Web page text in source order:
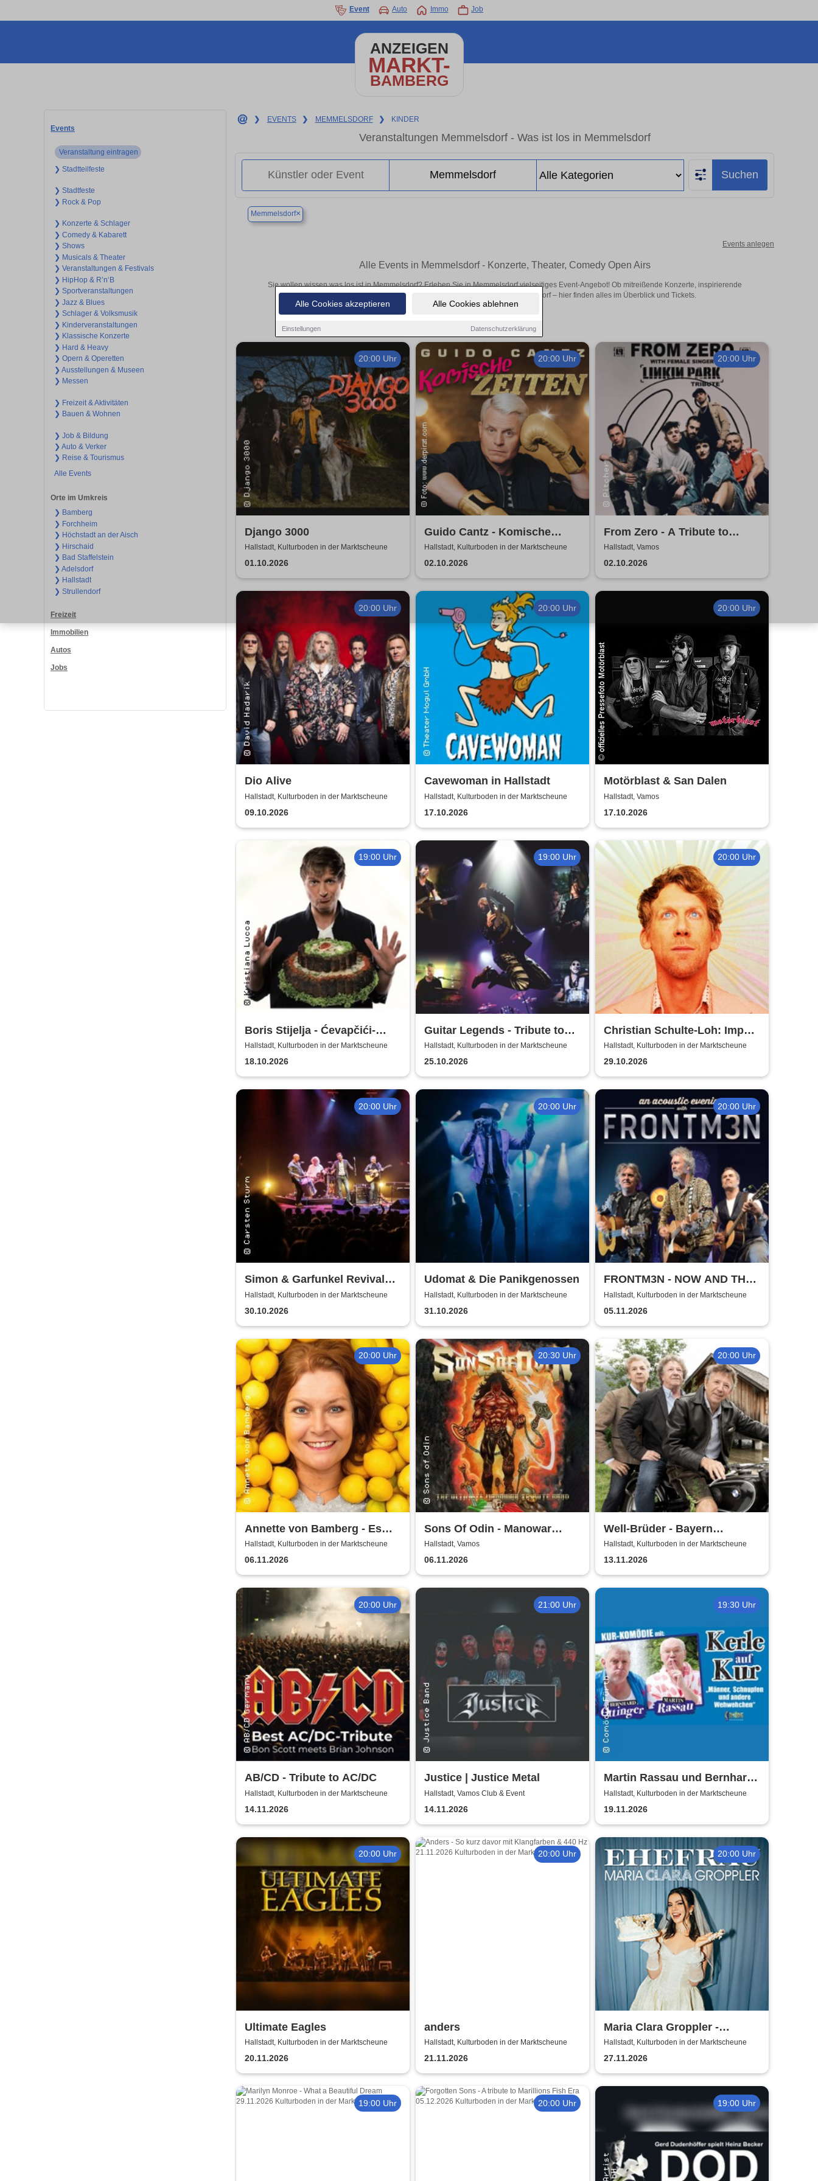
Alle Cookies akzeptieren Alle Cookies ablehnen
Einstellungen Datenschutzerklärung
Event Auto Immo Job
ANZEIGEN
MARKT-
BAMBERG
Events
Veranstaltung eintragen
❯ Stadtteilfeste
❯ Stadtfeste
❯ Rock & Pop
❯ Konzerte & Schlager
❯ Comedy & Kabarett
❯ Shows
❯ Musicals & Theater
❯ Veranstaltungen & Festivals
❯ HipHop & R’n‘B
❯ Sportveranstaltungen
❯ Jazz & Blues
❯ Schlager & Volksmusik
❯ Kinderveranstaltungen
❯ Klassische Konzerte
❯ Hard & Heavy
❯ Opern & Operetten
❯ Ausstellungen & Museen
❯ Messen
❯ Freizeit & Aktivitäten
❯ Bauen & Wohnen
❯ Job & Bildung
❯ Auto & Verker
❯ Reise & Tourismus
Alle Events
Orte im Umkreis
❯ Bamberg
❯ Forchheim
❯ Höchstadt an der Aisch
❯ Hirschaid
❯ Bad Staffelstein
❯ Adelsdorf
❯ Hallstadt
❯ Strullendorf
Freizeit
Immobilien
Autos
Jobs
❯ EVENTS ❯ MEMMELSDORF ❯ KINDER
Veranstaltungen Memmelsdorf - Was ist los in Memmelsdorf
Suchen
Memmelsdorf×
Events anlegen
Alle Events in Memmelsdorf - Konzerte, Theater, Comedy Open Airs
Sie wollen wissen was los ist in Memmelsdorf? Erleben Sie in Memmelsdorf vielseitiges Event-Angebot! Ob mitreißende Konzerte, inspirierende
Theateraufführungen oder aufregende Veranstaltungen in Memmelsdorf – hier finden alles im Überblick und Tickets.
20:00 Uhr
Django 3000
Hallstadt, Kulturboden in der Marktscheune
01.10.2026
20:00 Uhr
Guido Cantz - Komische
Zeiten | Das neue Programm
Hallstadt, Kulturboden in der Marktscheune
02.10.2026
20:00 Uhr
From Zero - A Tribute to
Linkin Park
Hallstadt, Vamos
02.10.2026
20:00 Uhr
Dio Alive
Hallstadt, Kulturboden in der Marktscheune
09.10.2026
20:00 Uhr
Cavewoman in Hallstadt
Hallstadt, Kulturboden in der Marktscheune
17.10.2026
20:00 Uhr
Motörblast & San Dalen
Hallstadt, Vamos
17.10.2026
19:00 Uhr
Boris Stijelja - Ćevapčići-
Therapie … für Liebe, Leib
und Leben
Hallstadt, Kulturboden in der Marktscheune
18.10.2026
19:00 Uhr
Guitar Legends - Tribute to
Greatest Guitar-Hits
Hallstadt, Kulturboden in der Marktscheune
25.10.2026
20:00 Uhr
Christian Schulte-Loh: Import
Export
Hallstadt, Kulturboden in der Marktscheune
29.10.2026
20:00 Uhr
Simon & Garfunkel Revival
Band
Hallstadt, Kulturboden in der Marktscheune
30.10.2026
20:00 Uhr
Udomat & Die Panikgenossen
Hallstadt, Kulturboden in der Marktscheune
31.10.2026
20:00 Uhr
FRONTM3N - NOW AND TH3N
- Tour 2026
Hallstadt, Kulturboden in der Marktscheune
05.11.2026
20:00 Uhr
Annette von Bamberg - Es
gibt ein Leben über 50, 60...
jedenfalls für Frauen!
Hallstadt, Kulturboden in der Marktscheune
06.11.2026
20:30 Uhr
Sons Of Odin - Manowar
Tribute
Hallstadt, Vamos
06.11.2026
20:00 Uhr
Well-Brüder - Bayern
Unplugged
Hallstadt, Kulturboden in der Marktscheune
13.11.2026
20:00 Uhr
AB/CD - Tribute to AC/DC
Hallstadt, Kulturboden in der Marktscheune
14.11.2026
21:00 Uhr
Justice | Justice Metal
Hallstadt, Vamos Club & Event
14.11.2026
19:30 Uhr
Martin Rassau und Bernhard
Ottinger - Kerle auf Kur
Hallstadt, Kulturboden in der Marktscheune
19.11.2026
20:00 Uhr
Ultimate Eagles
Hallstadt, Kulturboden in der Marktscheune
20.11.2026
20:00 Uhr
anders
Hallstadt, Kulturboden in der Marktscheune
21.11.2026
20:00 Uhr
Maria Clara Groppler -
Ehefrau | 2026
Hallstadt, Kulturboden in der Marktscheune
27.11.2026
19:00 Uhr 20:00 Uhr 19:00 Uhr